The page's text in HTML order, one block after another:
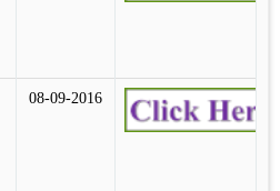
08-09-2016